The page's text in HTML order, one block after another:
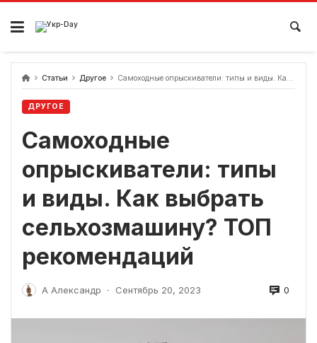
перейти
содержанию
Статьи Другое Самоходные опрыскиватели: типы и виды. Как выбрать сельхозмашину? ТОП рекомендаций
ДРУГОЕ
Самоходные
опрыскиватели: типы
и виды. Как выбрать
сельхозмашину? ТОП
рекомендаций
А Александр - Сентябрь 20, 2023 0